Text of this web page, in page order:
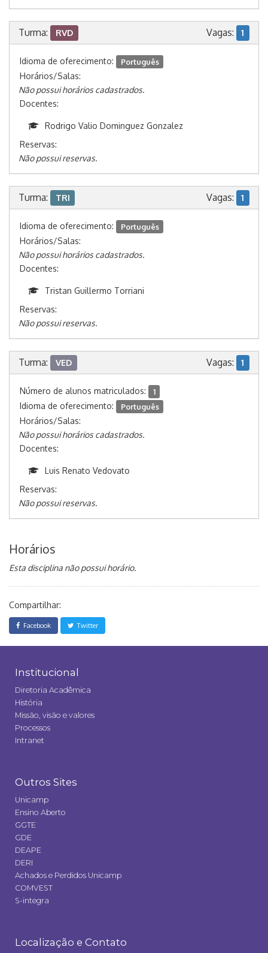
Turma: RVD Vagas: 1
Idioma de oferecimento: Português
Horários/Salas:
Não possui horários cadastrados.
Docentes:
Rodrigo Valio Dominguez Gonzalez
Reservas:
Não possui reservas.
Turma: TRI Vagas: 1
Idioma de oferecimento: Português
Horários/Salas:
Não possui horários cadastrados.
Docentes:
Tristan Guillermo Torriani
Reservas:
Não possui reservas.
Turma: VED Vagas: 1
Número de alunos matriculados: 1
Idioma de oferecimento: Português
Horários/Salas:
Não possui horários cadastrados.
Docentes:
Luis Renato Vedovato
Reservas:
Não possui reservas.
Horários
Esta disciplina não possui horário.
Compartilhar:
Facebook Twitter
Institucional
Diretoria Acadêmica
História
Missão, visão e valores
Processos
Intranet
Outros Sites
Unicamp
Ensino Aberto
GGTE
GDE
DEAPE
DERI
Achados e Perdidos Unicamp
COMVEST
S-integra
Localização e Contato